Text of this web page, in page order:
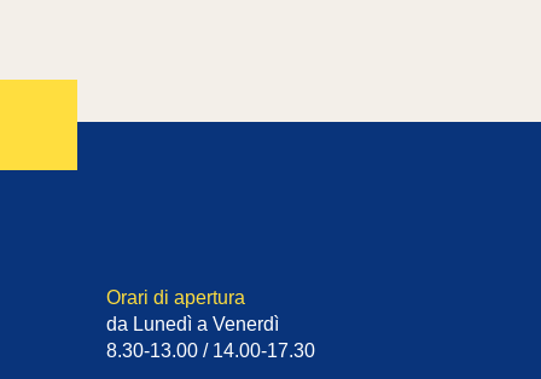
Orari di apertura
da Lunedì a Venerdì
8.30-13.00 / 14.00-17.30